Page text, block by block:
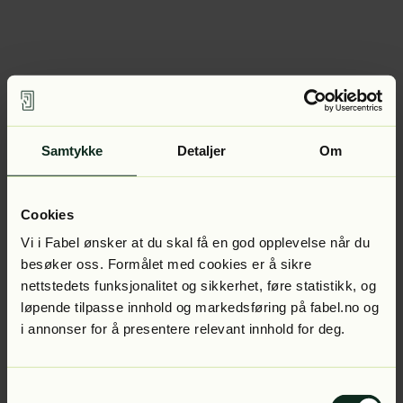
Samtykke Detaljer Om
Cookies
Vi i Fabel ønsker at du skal få en god opplevelse når du
besøker oss. Formålet med cookies er å sikre
nettstedets funksjonalitet og sikkerhet, føre statistikk, og
løpende tilpasse innhold og markedsføring på fabel.no og
i annonser for å presentere relevant innhold for deg.